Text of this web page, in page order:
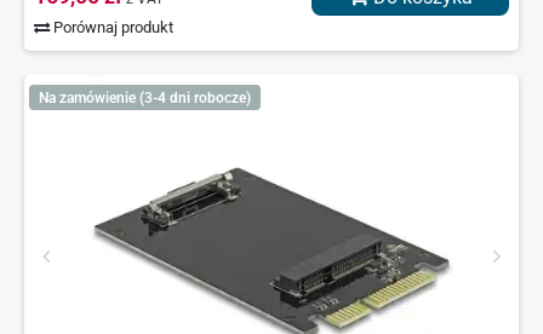
Porównaj produkt
Na zamówienie (3-4 dni robocze)